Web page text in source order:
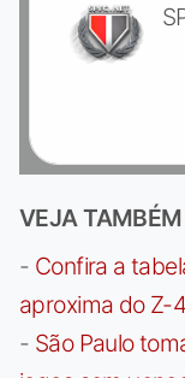
VEJA TAMBÉM
- Confira a
aproxima do Z-4
- São Paulo